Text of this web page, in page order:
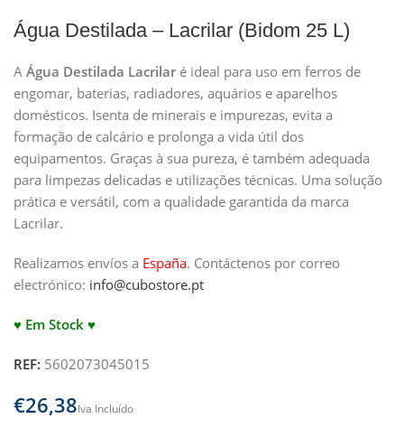
Água Destilada – Lacrilar (Bidom 25 L)
AÁgua Destilada Lacrilar é ideal para uso em ferros de
engomar, baterias, radiadores, aquários e aparelhos
domésticos. Isenta de minerais e impurezas, evita a
formação de calcário e prolonga a vida útil dos
equipamentos. Graças à sua pureza, é também adequada
para limpezas delicadas e utilizações técnicas. Uma solução
prática e versátil, com a qualidade garantida da marca
Lacrilar.
Realizamos envíos a España. Contáctenos por correo
electrónico: info@cubostore.pt
♥ Em Stock ♥
REF: 5602073045015
€